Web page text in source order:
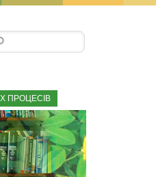
Пошук:
ПРОЦЕСІВ